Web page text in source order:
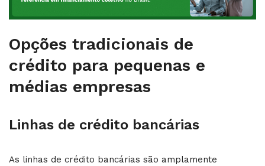
Opções tradicionais de
crédito para pequenas e
médias empresas
Linhas de crédito bancárias
As linhas de crédito bancárias são amplamente